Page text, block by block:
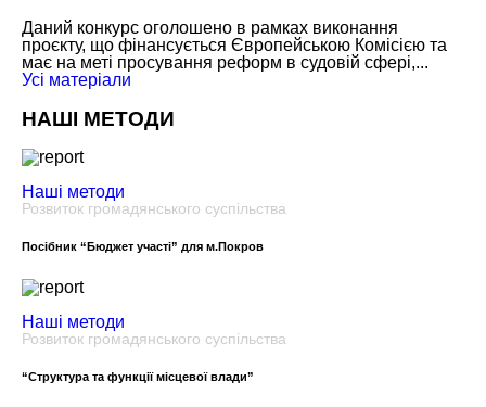
Даний конкурс оголошено в рамках виконання
проєкту, що фінансується Європейською Комісією та
має на меті просування реформ в судовій сфері,...
Усi матерiали
НАШІ МЕТОДИ
Наші методи
Розвиток громадянського суспільства
Посібник “Бюджет участі” для м.Покров
Наші методи
Розвиток громадянського суспільства
“Структура та функції місцевої влади”